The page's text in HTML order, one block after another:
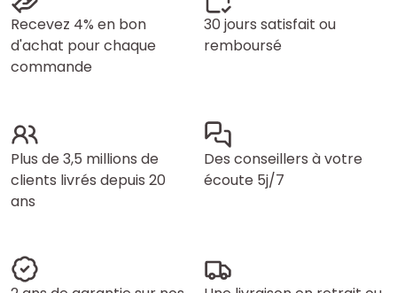
Recevez 4% en bon
d'achat pour chaque
commande
30 jours satisfait ou
remboursé
Plus de 3,5 millions de
clients livrés depuis 20
ans
Des conseillers à votre
écoute 5j/7